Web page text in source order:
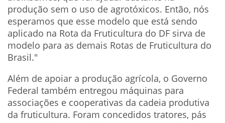
produção sem o uso de agrotóxicos. Então, nós
esperamos que esse modelo que está sendo
aplicado na Rota da Fruticultura do DF sirva de
modelo para as demais Rotas de Fruticultura do
Brasil."
Além de apoiar a produção agrícola, o Governo
Federal também entregou máquinas para
associações e cooperativas da cadeia produtiva
da fruticultura. Foram concedidos tratores, pás